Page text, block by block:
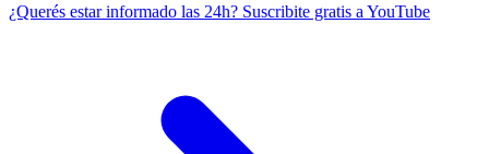
¿Querés estar informado las 24h? Suscribite gratis a YouTube